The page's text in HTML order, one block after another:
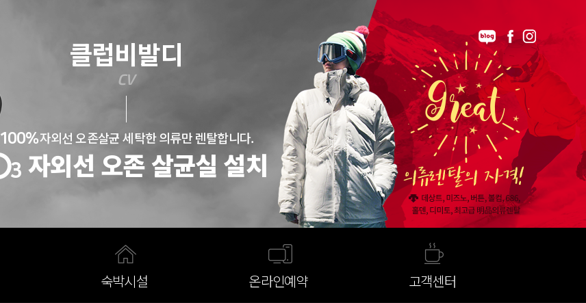
클럽비발디
CV
100%자외선 오존살균 세탁한 의류만 렌탈합니다.
3 자외선 오존 살균실 설치
숙박시설 온라인예약 고객센터